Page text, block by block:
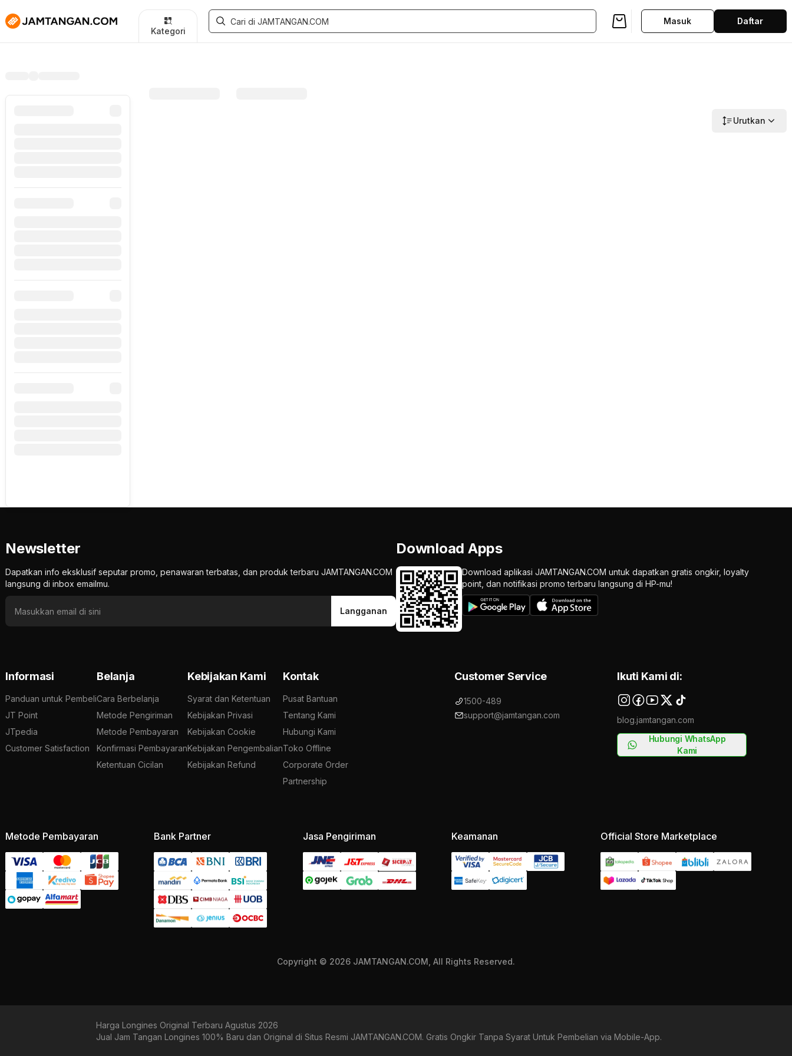
Newsletter
Dapatkan info eksklusif seputar promo, penawaran terbatas, dan produk terbaru JAMTANGAN.COM
langsung di inbox emailmu.
Langganan
Download Apps
Download aplikasi JAMTANGAN.COM untuk dapatkan gratis ongkir, loyalty
point, dan notifikasi promo terbaru langsung di HP-mu!
Informasi
Panduan untuk Pembeli
JT Point
JTpedia
Customer Satisfaction
Belanja
Cara Berbelanja
Metode Pengiriman
Metode Pembayaran
Konfirmasi Pembayaran
Ketentuan Cicilan
Kebijakan Kami
Syarat dan Ketentuan
Kebijakan Privasi
Kebijakan Cookie
Kebijakan Pengembalian
Kebijakan Refund
Kontak
Pusat Bantuan
Tentang Kami
Hubungi Kami
Toko Offline
Corporate Order
Partnership
Customer Service
1500-489
support@jamtangan.com
Ikuti Kami di:
blog.jamtangan.com
Hubungi WhatsApp
Kami
Metode Pembayaran Bank Partner Jasa Pengiriman Keamanan Official Store Marketplace
Copyright © 2026 JAMTANGAN.COM, All Rights Reserved.
Harga Longines Original Terbaru Agustus 2026
Jual Jam Tangan Longines 100% Baru dan Original di Situs Resmi JAMTANGAN.COM. Gratis Ongkir Tanpa Syarat Untuk Pembelian via Mobile-App.
Kategori
Masuk Daftar
Urutkan